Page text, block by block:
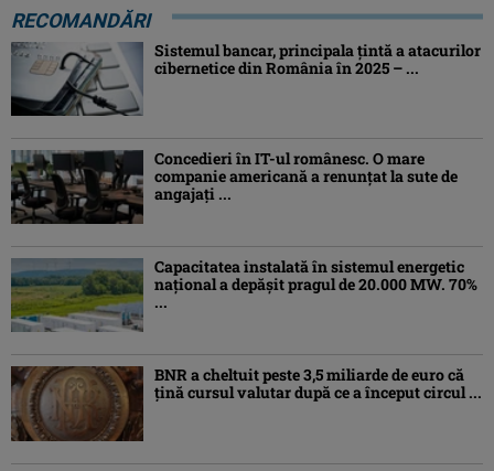
RECOMANDĂRI
Sistemul bancar, principala țintă a atacurilor
cibernetice din România în 2025 – ...
Concedieri în IT-ul românesc. O mare
companie americană a renunțat la sute de
angajați ...
Capacitatea instalată în sistemul energetic
național a depășit pragul de 20.000 MW. 70%
...
BNR a cheltuit peste 3,5 miliarde de euro că
țină cursul valutar după ce a început circul ...